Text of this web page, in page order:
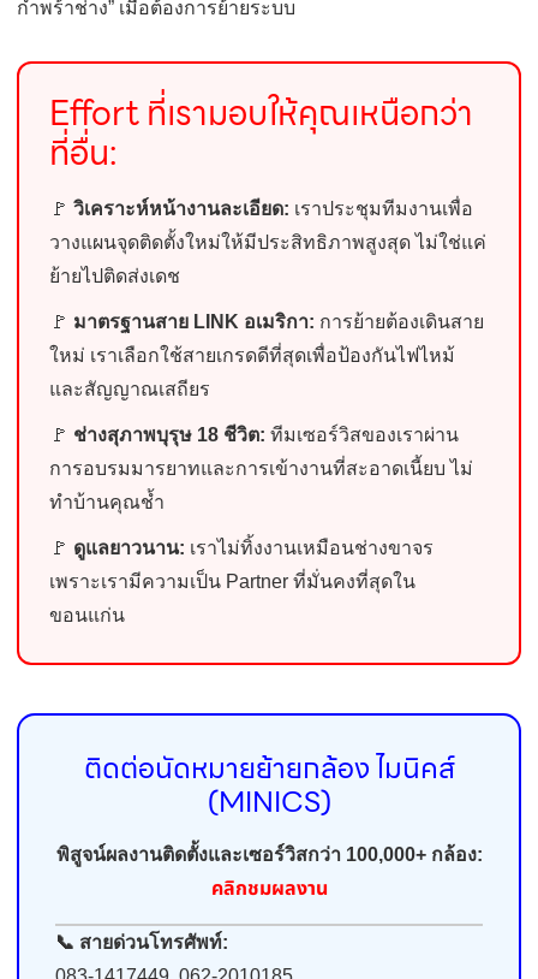
กำพร้าช่าง” เมื่อต้องการย้ายระบบ
Effort ที่เรามอบให้คุณเหนือกว่า
ที่อื่น:
🚩 วิเคราะห์หน้างานละเอียด: เราประชุมทีมงานเพื่อ
วางแผนจุดติดตั้งใหม่ให้มีประสิทธิภาพสูงสุด ไม่ใช่แค่
ย้ายไปติดส่งเดช
🚩 มาตรฐานสาย LINK อเมริกา: การย้ายต้องเดินสาย
ใหม่ เราเลือกใช้สายเกรดดีที่สุดเพื่อป้องกันไฟไหม้
และสัญญาณเสถียร
🚩 ช่างสุภาพบุรุษ 18 ชีวิต: ทีมเซอร์วิสของเราผ่าน
การอบรมมารยาทและการเข้างานที่สะอาดเนี้ยบ ไม่
ทำบ้านคุณช้ำ
🚩 ดูแลยาวนาน: เราไม่ทิ้งงานเหมือนช่างขาจร
เพราะเรามีความเป็น Partner ที่มั่นคงที่สุดใน
ขอนแก่น
ติดต่อนัดหมายย้ายกล้อง ไมนิคส์
(MINICS)
พิสูจน์ผลงานติดตั้งและเซอร์วิสกว่า 100,000+ กล้อง:
คลิกชมผลงาน
📞 สายด่วนโทรศัพท์: